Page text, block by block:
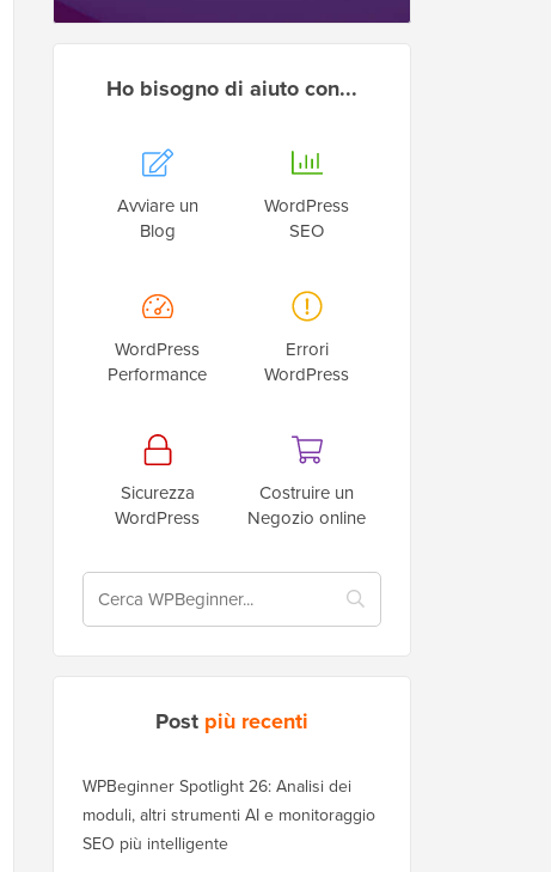
Ho bisogno di aiuto con...
Avviare un
Blog
WordPress
SEO
WordPress
Performance
Errori
WordPress
Sicurezza
WordPress
Costruire un
Negozio online
Post più recenti
WPBeginner Spotlight 26: Analisi dei
moduli, altri strumenti AI e monitoraggio
SEO più intelligente